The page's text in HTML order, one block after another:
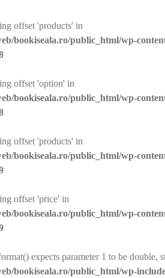
offset 'products' in
bookiseala.ro/public_html/wp-
offset 'option' in
bookiseala.ro/public_html/wp-
offset 'products' in
bookiseala.ro/public_html/wp-
offset 'price' in
bookiseala.ro/public_html/wp-
expects parameter 1 to be double,
bookiseala.ro/public_html/wp-